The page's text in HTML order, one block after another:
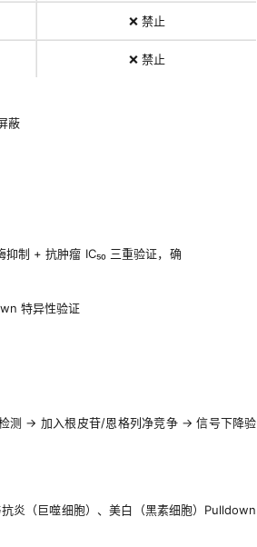
❌ 禁止
❌ 禁止
蔽
制 + 抗肿瘤 IC₅₀ 三重验证，确
特异性验证
→ 加入根皮苷/恩格列净竞争 → 信号下降验
（巨噬细胞）、美白（黑素细胞）Pulldown